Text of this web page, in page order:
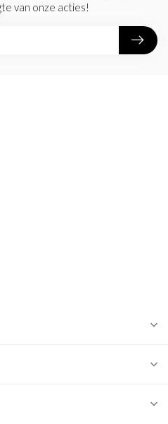
van onze acties!